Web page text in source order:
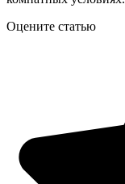
Оцените статью